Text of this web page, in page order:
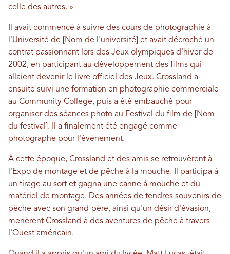
celle des autres. »
Il avait commencé à suivre des cours de photographie à
l'Université de [Nom de l'université] et avait décroché un
contrat passionnant lors des Jeux olympiques d'hiver de
2002, en participant au développement des films qui
allaient devenir le livre officiel des Jeux. Crossland a
ensuite suivi une formation en photographie commerciale
au Community College, puis a été embauché pour
organiser des séances photo au Festival du film de [Nom
du festival]. Il a finalement été engagé comme
photographe pour l'événement.
À cette époque, Crossland et des amis se retrouvèrent à
l'Expo de montage et de pêche à la mouche. Il participa à
un tirage au sort et gagna une canne à mouche et du
matériel de montage. Des années de tendres souvenirs de
pêche avec son grand-père, ainsi qu'un désir d'évasion,
menèrent Crossland à des aventures de pêche à travers
l'Ouest américain.